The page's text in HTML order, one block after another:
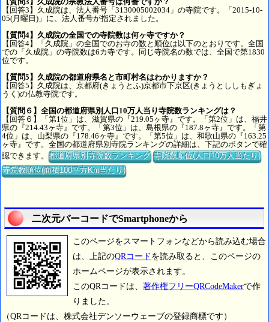
【回答3】久成院は、法人番号「3130005002034」の寺院です。「2015-10-
05(月曜日)」に、法人番号が指定されました。
【質問4】久成院の全国での寺院数は何ヶ寺ですか？
【回答4】「久成院」の全国でのお寺の数と順位は以下のとおりです。全国
での「久成院」の寺院数は6カ寺です。同じ寺院名の数では、全国で第1830
位です。
【質問5】久成院の都道府県名と市町村名はわかりますか？
【回答5】久成院は、京都府(きょうとふ)京都市下京区(きょうとししもぎょ
うく)の仏教寺院です。
【質問６】全国の都道府県別人口10万人当り寺院数ランキングは？
【回答６】「第1位」は、滋賀県の『219.05ヶ寺』です。「第2位」は、福井
県の『214.43ヶ寺』です。「第3位」は、島根県の『187.8ヶ寺』です。「第
4位」は、山梨県の『178.46ヶ寺』です。「第5位」は、和歌山県の『163.25
ヶ寺』です。全国の都道府県別寺院ランキングの詳細は、下記のボタンで確
認できます。都道府県別寺院数ランキング 寺院数順位(人口10万人当たり)
寺院数順位(面積100平方Km当たり)
二次元バーコードでSmartphoneから
このページをスマートフォンなどから読み込む場合
は、上記のQRコード を読み取ると、このページの
ホームページが表示されます。
このQRコードは、 著作権フリーQRCodeMakerで作
りました。
（QRコードは、株式会社デンソーウェーブの登録商標です）